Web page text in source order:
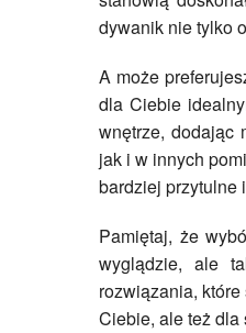
dywanik nie tylko
A może
dla Ciebie
wnętrze, dodając
jak i w innych
bardziej przytulne
Pamiętaj, że
wyglądzie, ale
rozwiązania,
Ciebie, ale też dla